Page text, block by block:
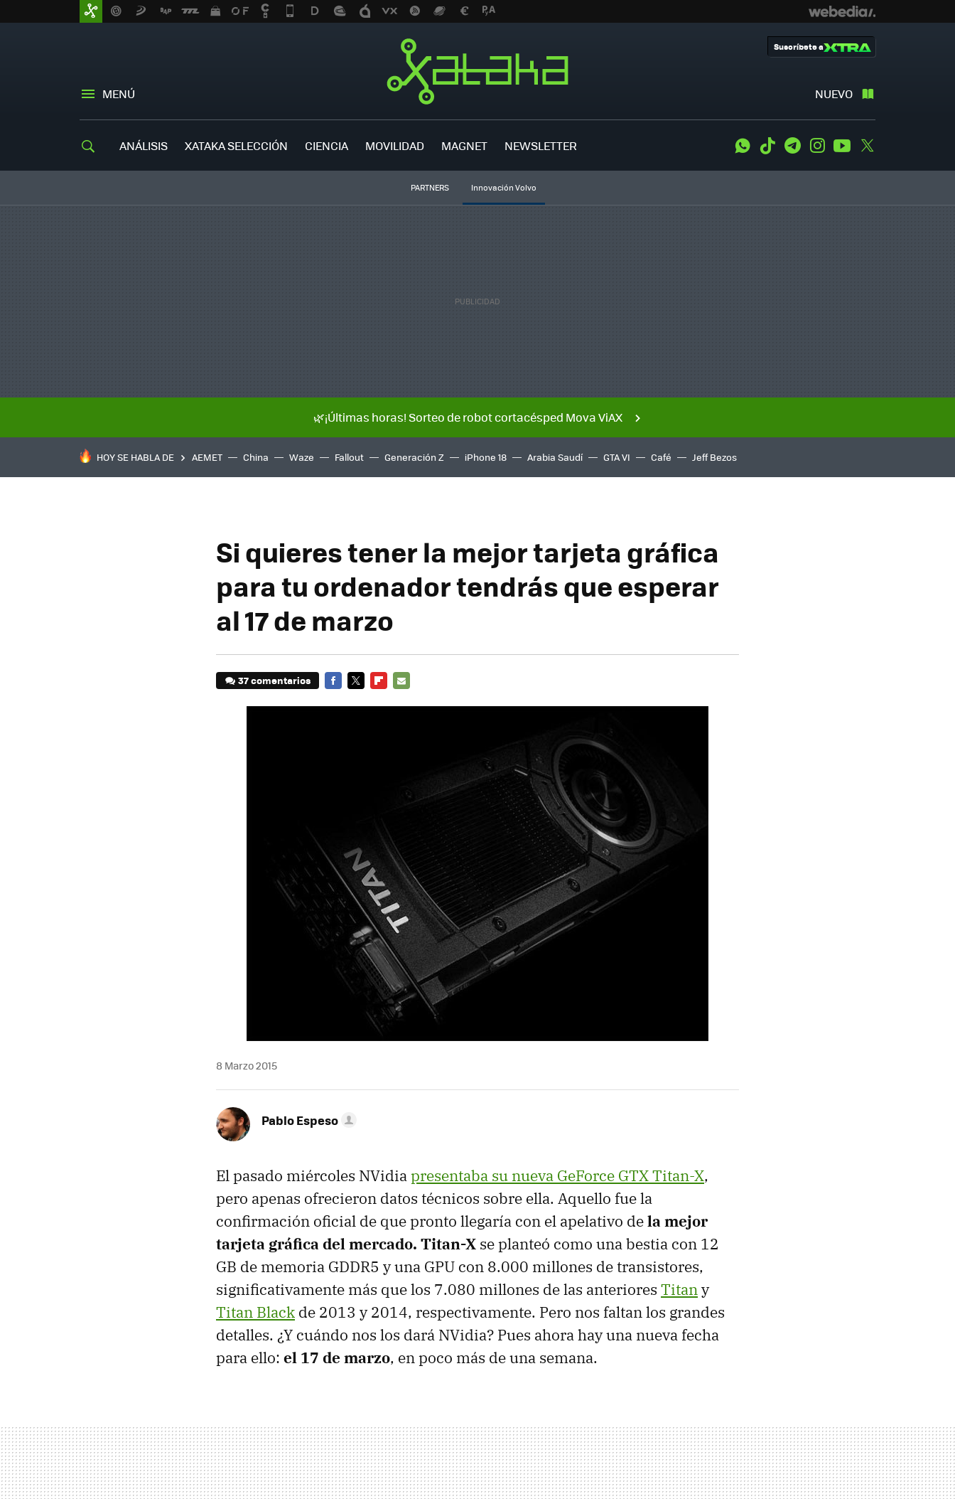
MENÚ NUEVO
Suscríbete a
ANÁLISIS XATAKA SELECCIÓN CIENCIA MOVILIDAD MAGNET NEWSLETTER WhatsApp
Tiktok TelegramInstagramYoutube
PARTNERS Innovación Volvo
🌿¡Últimas horas! Sorteo de robot cortacésped Mova ViAX
HOY SE HABLA DE AEMET China Waze Fallout Generación Z iPhone 18 Arabia Saudí GTA VI Café Jeff Bezos
Si quieres tener la mejor tarjeta gráfica
para tu ordenador tendrás que esperar
al 17 de marzo
37 comentarios
8 Marzo 2015
Pablo Espeso
El pasado miércoles NVidiapresentaba su nueva GeForce GTX Titan-X,
pero apenas ofrecieron datos técnicos sobre ella. Aquello fue la
confirmación oficial de que pronto llegaría con el apelativo dela mejor
tarjeta gráfica del mercado. Titan-X se planteó como una bestia con 12
GB de memoria GDDR5 y una GPU con 8.000 millones de transistores,
significativamente más que los 7.080 millones de las anteriores Titany
Titan Black de 2013 y 2014, respectivamente. Pero nos faltan los grandes
detalles. ¿Y cuándo nos los dará NVidia? Pues ahora hay una nueva fecha
para ello: el 17 de marzo, en poco más de una semana.